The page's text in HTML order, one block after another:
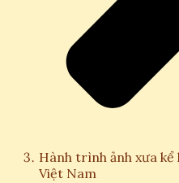
Hành trình ảnh xưa
Việt Nam